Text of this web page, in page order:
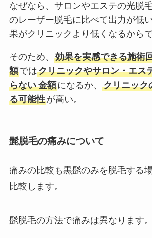
なぜなら、サロンやエステの光脱
のレーザー脱毛に比べて出力が低
果がクリニックより低くなるからで
そのため、 効果を実感できる施術
額ではクリニックやサロン・エス
らない 金額になるか、 クリニック
る可能性が高い。
髭脱毛の痛みについて
痛みの比較も黒髭のみを脱毛する
比較します。
髭脱毛の方法で痛みは異なります。